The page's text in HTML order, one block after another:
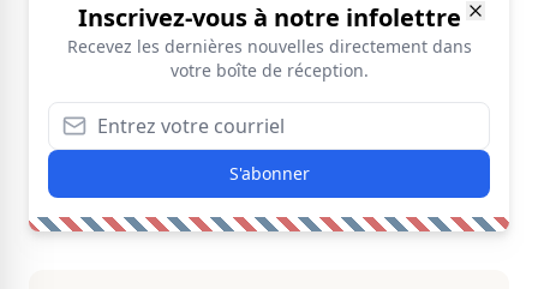
Inscrivez-vous à notre infolettre
Recevez les dernières nouvelles directement dans
votre boîte de réception.
S'abonner